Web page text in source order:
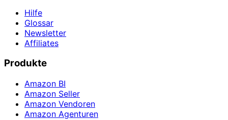
Hilfe
Glossar
Newsletter
Affiliates
Produkte
Amazon BI
Amazon Seller
Amazon Vendoren
Amazon Agenturen